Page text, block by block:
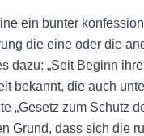
ein bunter
die eine oder die
dazu: „Seit Beginn
bekannt, die auch
„Gesetz zum Schutz
Grund, dass sich die